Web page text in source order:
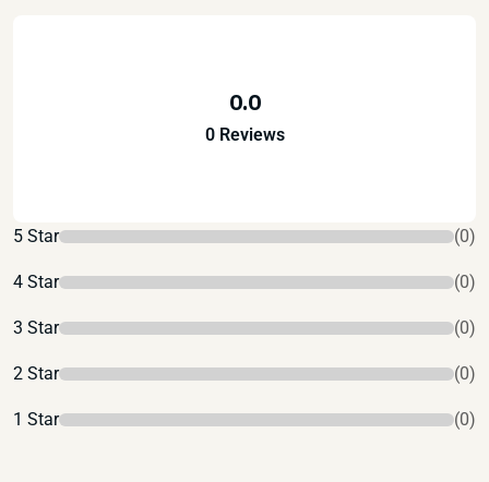
0.0
0 Reviews
5 Star (0)
4 Star (0)
3 Star (0)
2 Star (0)
1 Star (0)